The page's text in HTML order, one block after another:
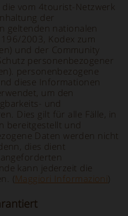
vom 4tourist-Netzwerk
der
geltenden nationalen
2003, Kodex zum
und der Community
personenbezogener
personenbezogene
diese Informationen
um den
und
Dies gilt für alle Fälle, in
bereitgestellt und
Daten werden nicht
dies dient
kann jederzeit die
(Maggiori Informazioni)